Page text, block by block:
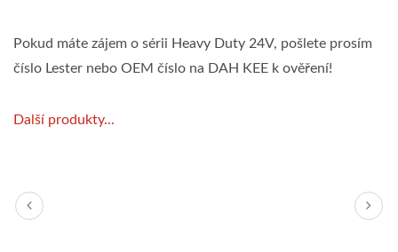
Pokud máte zájem o sérii Heavy Duty 24V, pošlete prosím
číslo Lester nebo OEM číslo na DAH KEE k ověření!
Další produkty...